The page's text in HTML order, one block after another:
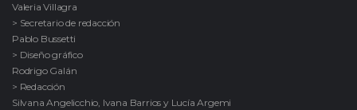
Valeria Villagra
> Secretario de redacción
Pablo Bussetti
> Diseño gráfico
Rodrigo Galán
> Redacción
Silvana Angelicchio, Ivana Barrios y Lucía Argemi